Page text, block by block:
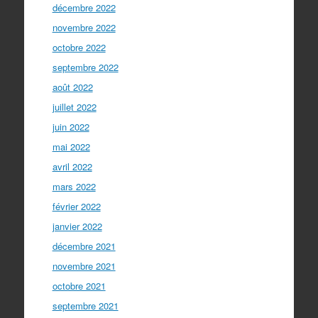
décembre 2022
novembre 2022
octobre 2022
septembre 2022
août 2022
juillet 2022
juin 2022
mai 2022
avril 2022
mars 2022
février 2022
janvier 2022
décembre 2021
novembre 2021
octobre 2021
septembre 2021